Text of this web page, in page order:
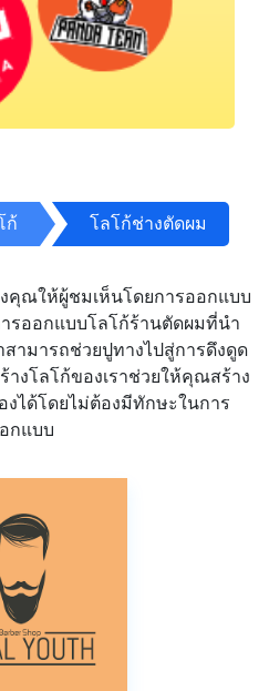
ก้ โลโก้ช่างตัดผม
คุณให้ผู้ชมเห็นโดยการออกแบบ
รออกแบบโลโก้ร้านตัดผมที่นำ
ามารถช่วยปูทางไปสู่การดึงดูด
งโลโก้ของเราช่วยให้คุณสร้าง
ได้โดยไม่ต้องมีทักษะในการ
กแบบ